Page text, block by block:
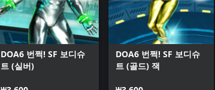
DOA6 번쩍! SF 보디슈
트 (실버)
DOA6 번쩍! SF 보디슈
트 (골드) 잭